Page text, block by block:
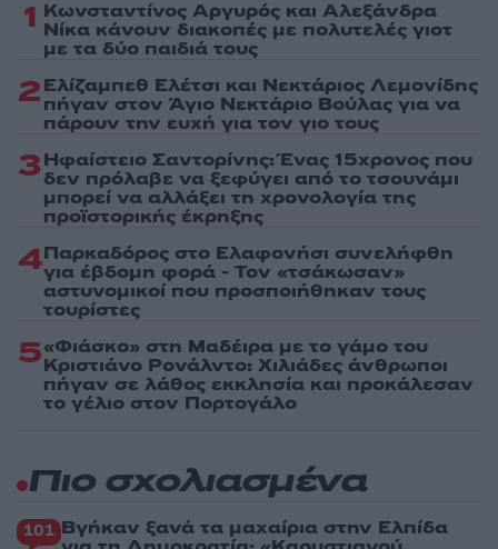
1 Κωνσταντίνος Αργυρός και Αλεξάνδρα
Νίκα κάνουν διακοπές με πολυτελές γιοτ
με τα δύο παιδιά τους
2Ελίζαμπεθ Ελέτσι και Νεκτάριος Λεμονίδης
πήγαν στον Άγιο Νεκτάριο Βούλας για να
πάρουν την ευχή για τον γιο τους
3Ηφαίστειο Σαντορίνης: Ένας 15χρονος που
δεν πρόλαβε να ξεφύγει από το τσουνάμι
μπορεί να αλλάξει τη χρονολογία της
προϊστορικής έκρηξης
4Παρκαδόρος στο Ελαφονήσι συνελήφθη
για έβδομη φορά - Τον «τσάκωσαν»
αστυνομικοί που προσποιήθηκαν τους
τουρίστες
5«Φιάσκο» στη Μαδέιρα με το γάμο του
Κριστιάνο Ρονάλντο: Χιλιάδες άνθρωποι
πήγαν σε λάθος εκκλησία και προκάλεσαν
το γέλιο στον Πορτογάλο
Πιο σχολιασμένα
101 Βγήκαν ξανά τα μαχαίρια στην Ελπίδα